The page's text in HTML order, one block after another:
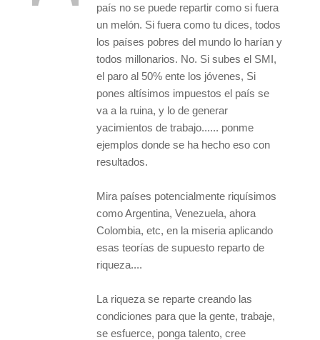
país no se puede repartir como si fuera
un melón. Si fuera como tu dices, todos
los países pobres del mundo lo harían y
todos millonarios. No. Si subes el SMI,
el paro al 50% ente los jóvenes, Si
pones altísimos impuestos el país se
va a la ruina, y lo de generar
yacimientos de trabajo...... ponme
ejemplos donde se ha hecho eso con
resultados.
Mira países potencialmente riquísimos
como Argentina, Venezuela, ahora
Colombia, etc, en la miseria aplicando
esas teorías de supuesto reparto de
riqueza....
La riqueza se reparte creando las
condiciones para que la gente, trabaje,
se esfuerce, ponga talento, cree